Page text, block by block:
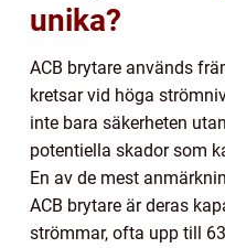
unika?
ACB brytare används
kretsar vid höga
inte bara säkerheten
potentiella skador som
En av de mest
ACB brytare är deras
strömmar, ofta upp till